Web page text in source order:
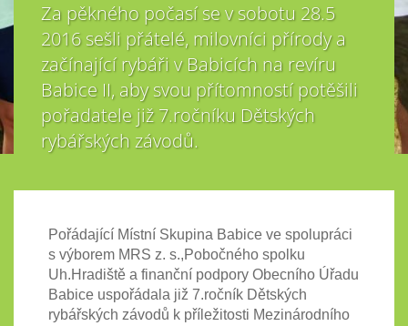
Za pěkného počasí se v sobotu 28.5
2016 sešli přátelé, milovníci přírody a
začínající rybáři v Babicích na revíru
Babice II, aby svou přítomností potěšili
pořadatele již 7.ročníku Dětských
rybářských závodů.
Pořádající Místní Skupina Babice ve spolupráci
s výborem MRS z. s.,Pobočného spolku
Uh.Hradiště a finanční podpory Obecního Úřadu
Babice uspořádala již 7.ročník Dětských
rybářských závodů k příležitosti Mezinárodního